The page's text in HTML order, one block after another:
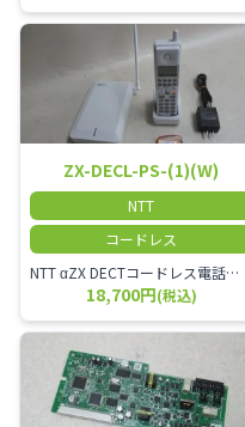
ZX-DECL-PS-(1)(W)
NTT
コードレス
NTT αZX DECTコードレス電話機 電波方式がDECTで、 防水機能（IPX4:あらゆる方向からの水の飛まつを受けても有害な影響を受けない。)を備えた 接続装置と子機の一対シングルゾーンコードレスです。
18,700円(税込)